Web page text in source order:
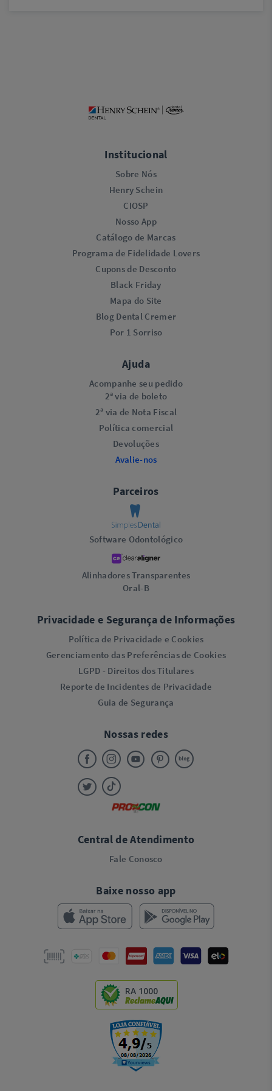
Institucional
Sobre Nós
Henry Schein
CIOSP
Nosso App
Catálogo de Marcas
Programa de Fidelidade Lovers​
Cupons de Desconto
Black Friday
Mapa do Site
Blog Dental Cremer
Por 1 Sorriso
Ajuda
Acompanhe seu pedido
2ª via de boleto
2ª via de Nota Fiscal
Política comercial
Devoluções
Avalie-nos
Parceiros
Software Odontológico
Alinhadores Transparentes
Oral-B
Privacidade e Segurança de Informações
Política de Privacidade e Cookies
Gerenciamento das Preferências de Cookies
LGPD - Direitos dos Titulares
Reporte de Incidentes de Privacidade
Guia de Segurança
Nossas redes
Central de Atendimento
Fale Conosco
Baixe nosso app
RA 1000